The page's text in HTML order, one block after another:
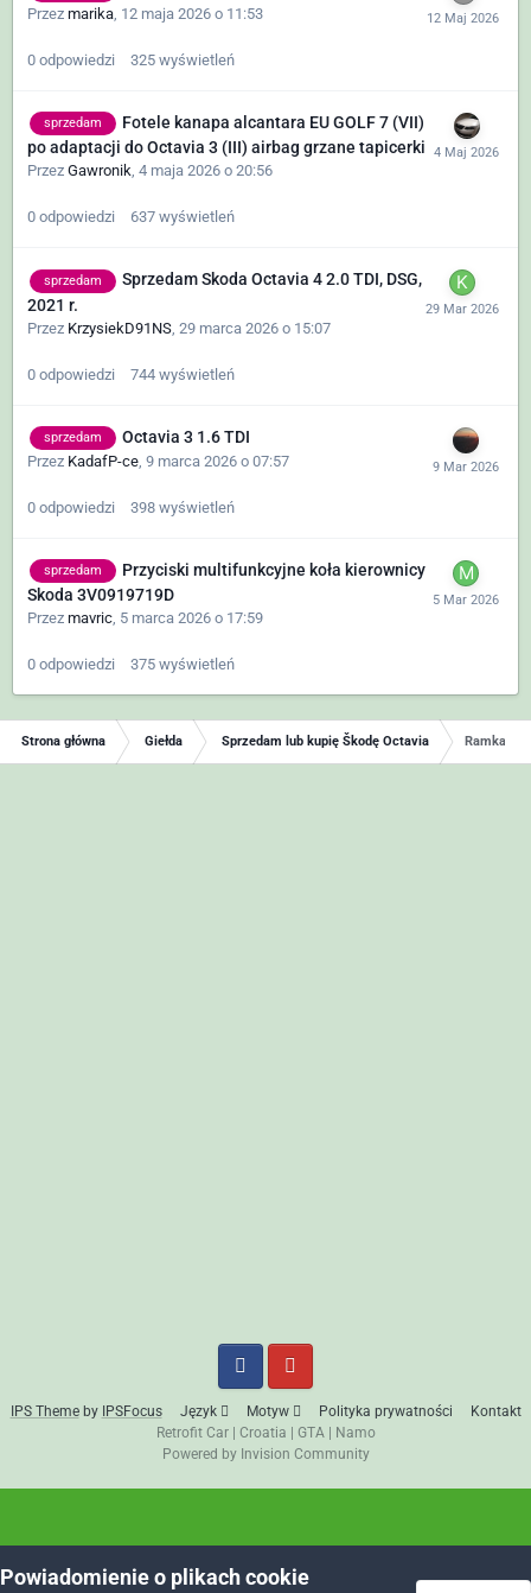
Przez marika 12 maja 2026 o 11:53
0 odpowiedzi 325 wyświetleń
sprzedam
Fotele kanapa alcantara EU GOLF 7 (VII)
po adaptacji do Octavia 3 (III) airbag grzane tapicerki
Przez Gawronik, 4 maja 2026 o 20:56
0 odpowiedzi 637 wyświetleń
sprzedam
Sprzedam Skoda Octavia 4 2.0 TDI, DSG,
2021 r.
Przez KrzysiekD91NS 29 marca 2026 o 15:07
0 odpowiedzi 744 wyświetleń
sprzedam Octavia 3 1.6 TDI
Przez KadafP-ce 9 marca 2026 o 07:57
0 odpowiedzi 398 wyświetleń
sprzedam
Przyciski multifunkcyjne koła kierownicy
Skoda 3V0919719D
Przez mavric, 5 marca 2026 o 17:59
0 odpowiedzi 375 wyświetleń
Strona główna Giełda Sprzedam lub kupię Škodę Octavia Ramka
IPS Themeby IPSFocus Język Motyw Polityka prywatności
Kontakt
Retrofit Car| Croatia GTA|
Namo
Powered by Invision Community
Powiadomienie o plikach cookie